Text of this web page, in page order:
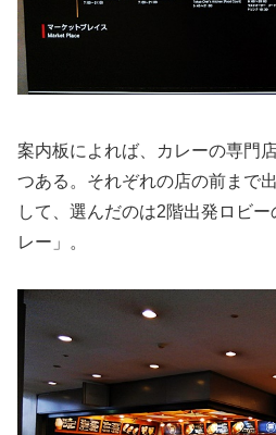
案内板によれば、カレーの専門
つある。それぞれの店の前まで
して、選んだのは2階出発ロビ
レー」。